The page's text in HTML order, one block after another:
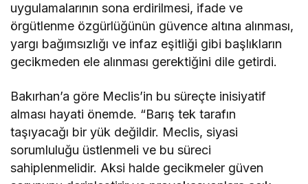
uygulamalarının sona erdirilmesi, ifade ve
örgütlenme özgürlüğünün güvence altına alınması,
yargı bağımsızlığı ve infaz eşitliği gibi başlıkların
gecikmeden ele alınması gerektiğini dile getirdi.
Bakırhan’a göre Meclis’in bu süreçte inisiyatif
alması hayati önemde. “Barış tek tarafın
taşıyacağı bir yük değildir. Meclis, siyasi
sorumluluğu üstlenmeli ve bu süreci
sahiplenmelidir. Aksi halde gecikmeler güven